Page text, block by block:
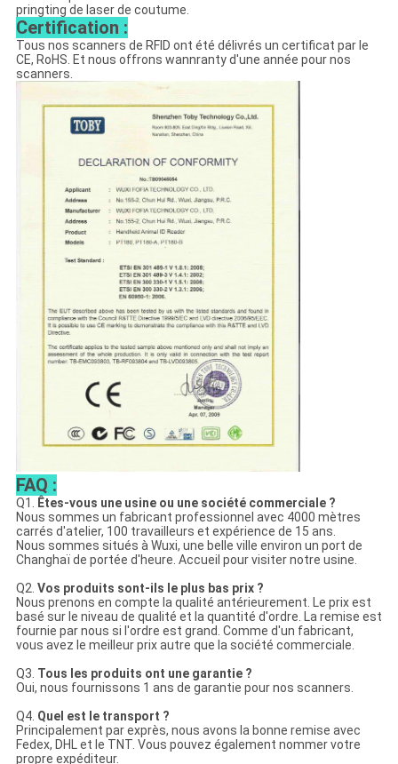
pringting de laser de coutume.
Certification :
Tous nos scanners de RFID ont été délivrés un certificat par le
CE, RoHS. Et nous offrons wannranty d'une année pour nos
scanners.
FAQ :
Q1. Êtes-vous une usine ou une société commerciale ?
Nous sommes un fabricant professionnel avec 4000 mètres
carrés d'atelier, 100 travailleurs et expérience de 15 ans.
Nous sommes situés à Wuxi, une belle ville environ un port de
Changhaï de portée d'heure. Accueil pour visiter notre usine.
Q2. Vos produits sont-ils le plus bas prix ?
Nous prenons en compte la qualité antérieurement. Le prix est
basé sur le niveau de qualité et la quantité d'ordre. La remise est
fournie par nous si l'ordre est grand. Comme d'un fabricant,
vous avez le meilleur prix autre que la société commerciale.
Q3. Tous les produits ont une garantie ?
Oui, nous fournissons 1 ans de garantie pour nos scanners.
Q4. Quel est le transport ?
Principalement par exprès, nous avons la bonne remise avec
Fedex, DHL et le TNT. Vous pouvez également nommer votre
propre expéditeur.